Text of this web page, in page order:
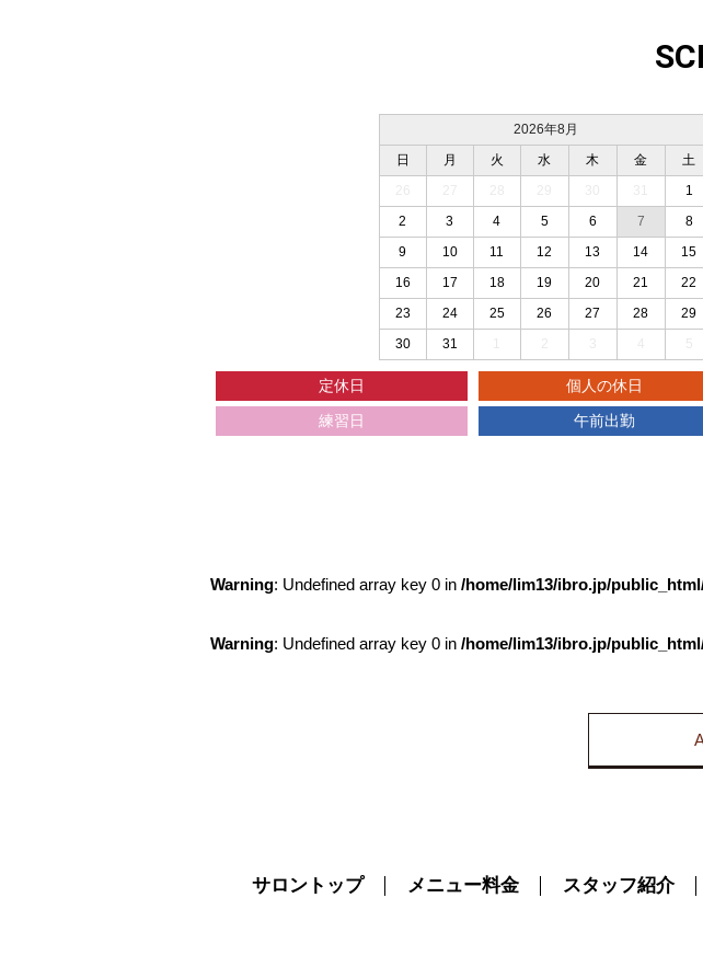
2026年8月
日
月 火 水 木 金
土
1
2
3 4 5 6 7
8
9
10 11 12 13 14
15
16
17 18 19 20 21
22
23
24 25 26 27 28
29
30
31
定休日 個人の休日
練習日 午前出勤
Warning: Undefined array key 0 in /home/lim13/ibro.jp/
Warning: Undefined array key 0 in /home/lim13/ibro.jp/
サロントップ メニュー料金 スタッフ紹介